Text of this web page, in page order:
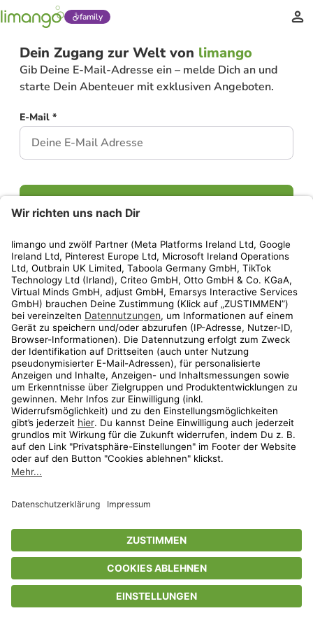
family
Dein Zugang zur Welt von limango
Gib Deine E-Mail-Adresse ein – melde Dich an und
starte Dein Abenteuer mit exklusiven Angeboten.
E-Mail *
Weiter
Privatsphäre-EinstellungenAGBDatenschutzCompliance
GeschenkgutscheinbedingungenImpressumHelp Center